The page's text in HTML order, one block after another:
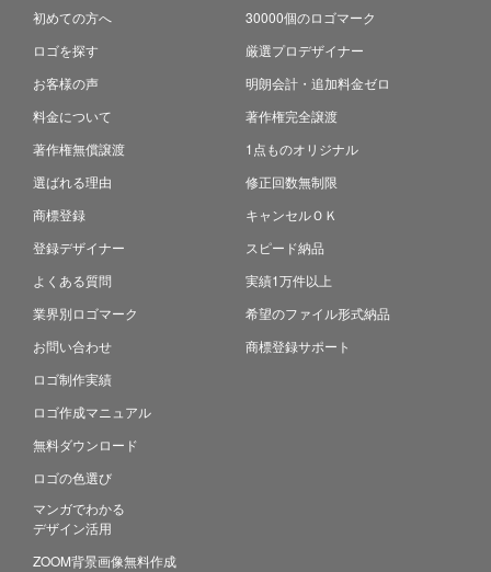
初めての方へ
ロゴを探す
お客様の声
料金について
著作権無償譲渡
選ばれる理由
商標登録
登録デザイナー
よくある質問
業界別ロゴマーク
お問い合わせ
ロゴ制作実績
ロゴ作成マニュアル
無料ダウンロード
ロゴの色選び
マンガでわかる
デザイン活用
ZOOM背景画像無料作成
30000個のロゴマーク
厳選プロデザイナー
明朗会計・追加料金ゼロ
著作権完全譲渡
1点ものオリジナル
修正回数無制限
キャンセルＯＫ
スピード納品
実績1万件以上
希望のファイル形式納品
商標登録サポート